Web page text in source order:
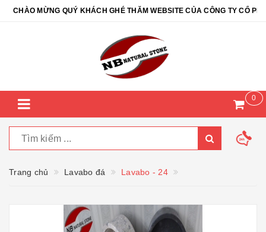
CHÀO MỪNG QUÝ KHÁCH GHÉ THĂM WEBSITE CỦA CÔNG TY CỔ
0
Trang chủ Lavabo đá Lavabo - 24